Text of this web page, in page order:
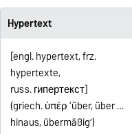
Hypertext
[engl. hypertext, frz.
hypertexte,
russ.гипертекст]
(griech.ὑπέρ‘über, über …
hinaus, übermäßig’)